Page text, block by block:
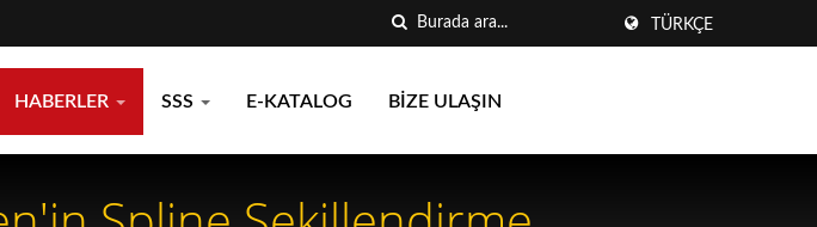
TÜRKÇE
HABERLER SSS E-KATALOG BIZE ULAŞIN